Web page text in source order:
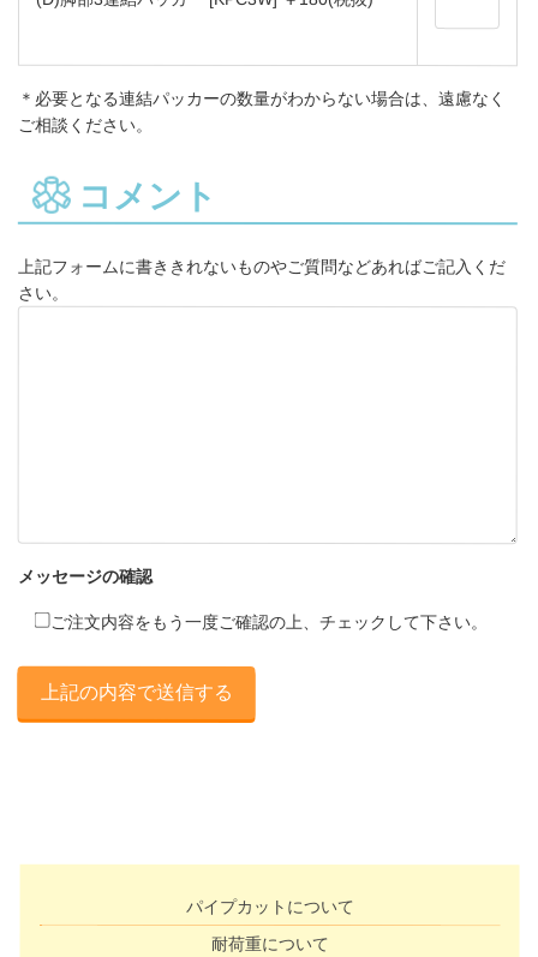
＊必要となる連結パッカーの数量がわからない場合は、遠慮なく
ご相談ください。
コメント
上記フォームに書ききれないものやご質問などあればご記入くだ
さい。
メッセージの確認
ご注文内容をもう一度ご確認の上、チェックして下さい。
パイプカットについて
耐荷重について